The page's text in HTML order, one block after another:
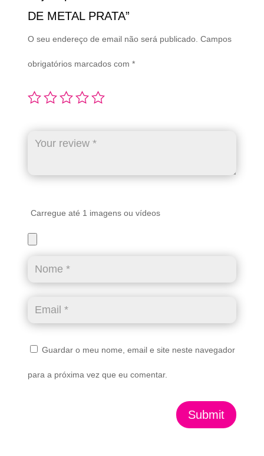
DE METAL PRATA”
O seu endereço de email não será publicado. Campos
obrigatórios marcados com *
Carregue até 1 imagens ou vídeos
Guardar o meu nome, email e site neste navegador
para a próxima vez que eu comentar.
Submit